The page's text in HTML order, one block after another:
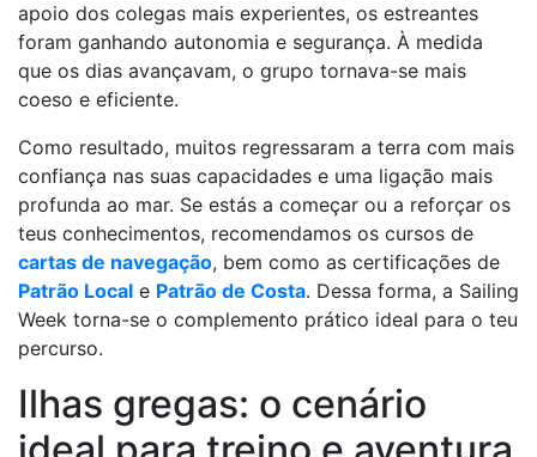
apoio dos colegas mais experientes, os estreantes
foram ganhando autonomia e segurança. À medida
que os dias avançavam, o grupo tornava-se mais
coeso e eficiente.
Como resultado, muitos regressaram a terra com mais
confiança nas suas capacidades e uma ligação mais
profunda ao mar. Se estás a começar ou a reforçar os
teus conhecimentos, recomendamos os cursos de
cartas de navegação, bem como as certificações de
Patrão Local e Patrão de Costa. Dessa forma, a Sailing
Week torna-se o complemento prático ideal para o teu
percurso.
Ilhas gregas: o cenário